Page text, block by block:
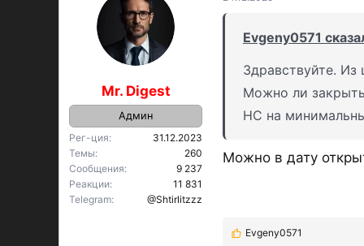
Mr. Digest
Админ
Рег-ция
31.12.2023
Темы
260
Сообщения
9 237
Реакции
11 831
Telegram
@Shtirlitzzz
Evgeny0571
Здравствуйте. Из
Можно ли
НС на
Можно в дату
Р
Evgeny0571